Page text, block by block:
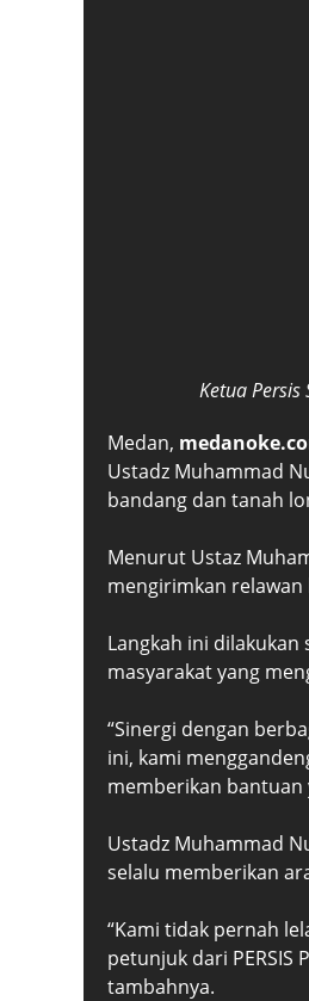
Ketua
Medan,
Ustadz Muhammad
bandang dan tanah
Menurut Ustaz
mengirimkan
Langkah ini
masyarakat yang
“Sinergi dengan
ini, kami
memberikan bantuan
Ustadz Muhammad
selalu memberikan
“Kami tidak pernah
petunjuk dari
tambahnya.